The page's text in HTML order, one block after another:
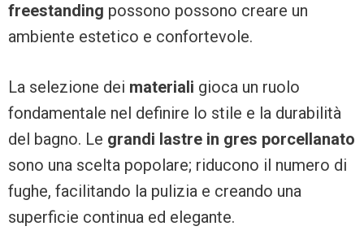
freestanding possono possono creare un
ambiente estetico e confortevole.
La selezione dei materiali gioca un ruolo
fondamentale nel definire lo stile e la durabilità
del bagno. Le grandi lastre in gres porcellanato
sono una scelta popolare; riducono il numero di
fughe, facilitando la pulizia e creando una
superficie continua ed elegante.